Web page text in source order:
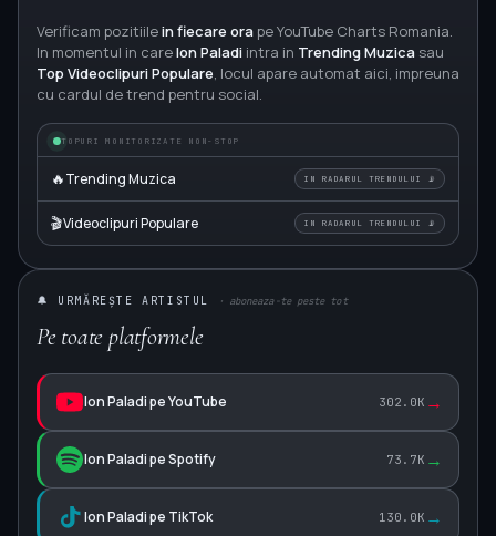
Verificam pozitiilein fiecare ora pe YouTube Charts Romania.
In momentul in careIon Paladi intra in Trending Muzica sau
Top Videoclipuri Populare, locul apare automat aici, impreuna
cu cardul de trend pentru social.
TOPURI MONITORIZATE NON-STOP
🔥Trending Muzica IN RADARUL TRENDULUI 📡
🎬Videoclipuri Populare IN RADARUL TRENDULUI 📡
🔔 URMĂREȘTE ARTISTUL · aboneaza-te peste tot
Pe toate platformele
Ion Paladi pe YouTube 302.0K →
Ion Paladi pe Spotify 73.7K →
Ion Paladi pe TikTok 130.0K →